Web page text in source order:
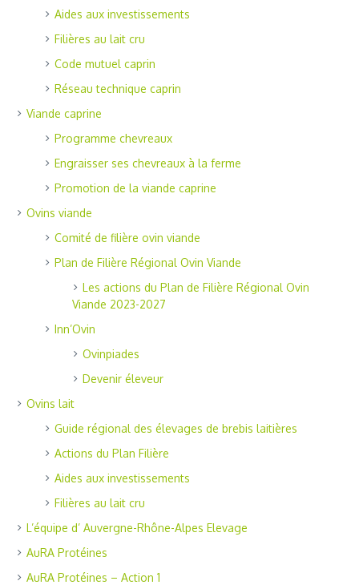
Aides aux investissements
Filières au lait cru
Code mutuel caprin
Réseau technique caprin
Viande caprine
Programme chevreaux
Engraisser ses chevreaux à la ferme
Promotion de la viande caprine
Ovins viande
Comité de filière ovin viande
Plan de Filière Régional Ovin Viande
Les actions du Plan de Filière Régional Ovin
Viande 2023-2027
Inn’Ovin
Ovinpiades
Devenir éleveur
Ovins lait
Guide régional des élevages de brebis laitières
Actions du Plan Filière
Aides aux investissements
Filières au lait cru
L’équipe d’ Auvergne-Rhône-Alpes Elevage
AuRA Protéines
AuRA Protéines – Action 1